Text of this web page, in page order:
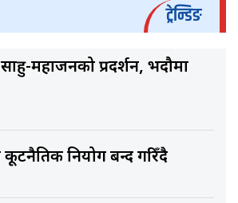
ट्रेन्डिङ
महाजनको प्रदर्शन, भदौमा
नियोग बन्द गरिँदै